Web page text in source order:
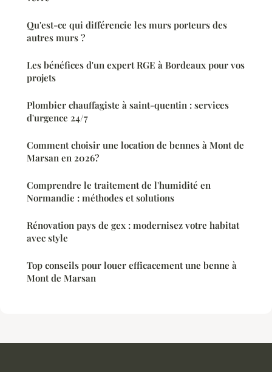
Qu'est-ce qui différencie les murs porteurs des
autres murs ?
Les bénéfices d'un expert RGE à Bordeaux pour vos
projets
Plombier chauffagiste à saint-quentin : services
d'urgence 24/7
Comment choisir une location de bennes à Mont de
Marsan en 2026?
Comprendre le traitement de l'humidité en
Normandie : méthodes et solutions
Rénovation pays de gex : modernisez votre habitat
avec style
Top conseils pour louer efficacement une benne à
Mont de Marsan